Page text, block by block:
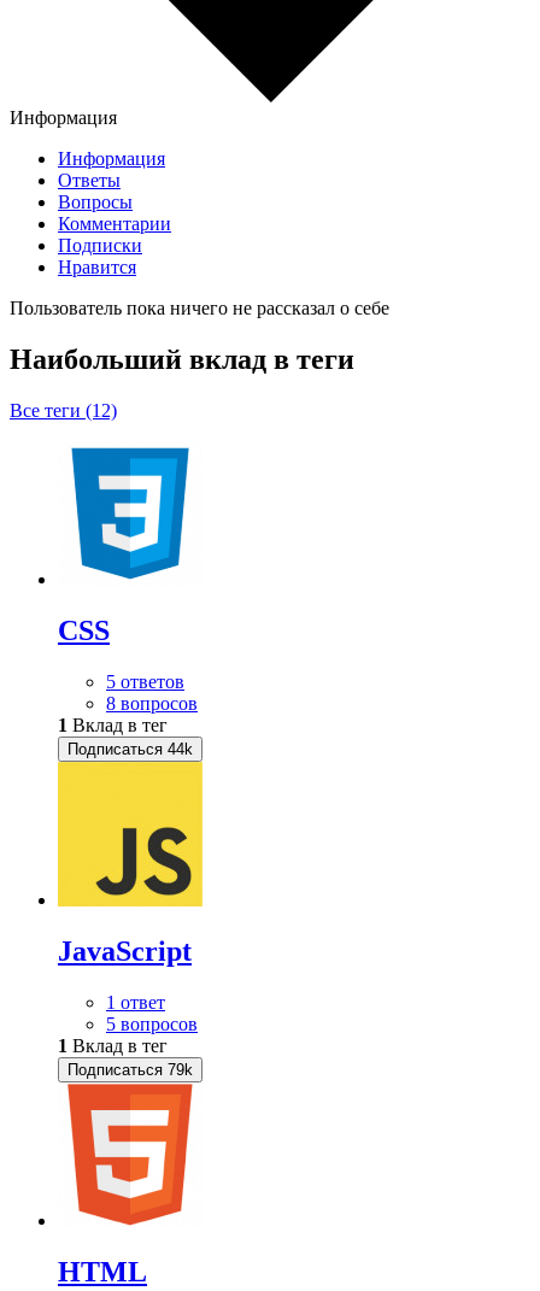
Информация
Информация
Ответы
Вопросы
Комментарии
Подписки
Нравится
Пользователь пока ничего не рассказал о себе
Наибольший вклад в теги
Все теги (12)
CSS
5 ответов
8 вопросов
1 Вклад в тег
Подписаться 44k
JavaScript
1 ответ
5 вопросов
1 Вклад в тег
Подписаться 79k
HTML